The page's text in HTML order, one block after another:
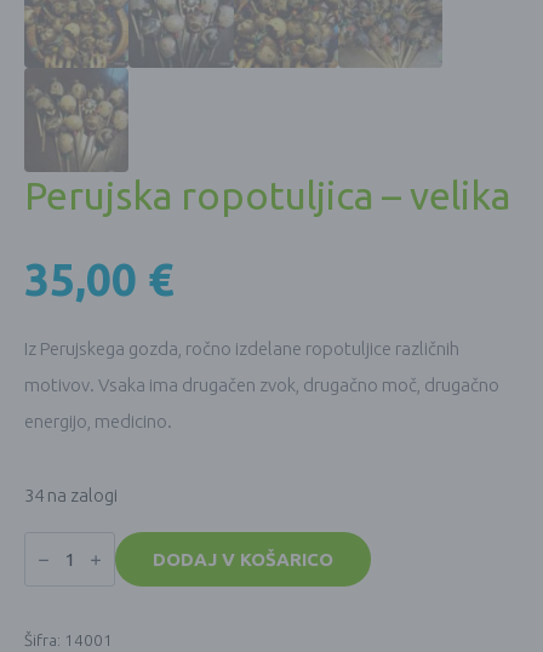
Perujska ropotuljica – velika
35,00 €
Iz Perujskega gozda, ročno izdelane ropotuljice različnih
motivov. Vsaka ima drugačen zvok, drugačno moč, drugačno
energijo, medicino.
34 na zalogi
ropotuljica
DODAJ V KOŠARICO
Šifra: 14001